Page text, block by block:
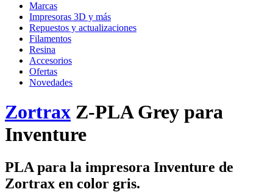
Marcas
Impresoras 3D y más
Repuestos y actualizaciones
Filamentos
Resina
Accesorios
Ofertas
Novedades
Zortrax Z-PLA Grey para
Inventure
PLA para la impresora Inventure de
Zortrax en color gris.